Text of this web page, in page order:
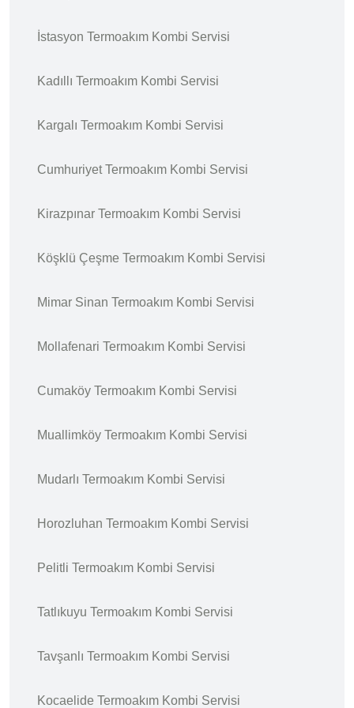
İstasyon Termoakım Kombi Servisi
Kadıllı Termoakım Kombi Servisi
Kargalı Termoakım Kombi Servisi
Cumhuriyet Termoakım Kombi Servisi
Kirazpınar Termoakım Kombi Servisi
Köşklü Çeşme Termoakım Kombi Servisi
Mimar Sinan Termoakım Kombi Servisi
Mollafenari Termoakım Kombi Servisi
Cumaköy Termoakım Kombi Servisi
Muallimköy Termoakım Kombi Servisi
Mudarlı Termoakım Kombi Servisi
Horozluhan Termoakım Kombi Servisi
Pelitli Termoakım Kombi Servisi
Tatlıkuyu Termoakım Kombi Servisi
Tavşanlı Termoakım Kombi Servisi
Kocaelide Termoakım Kombi Servisi